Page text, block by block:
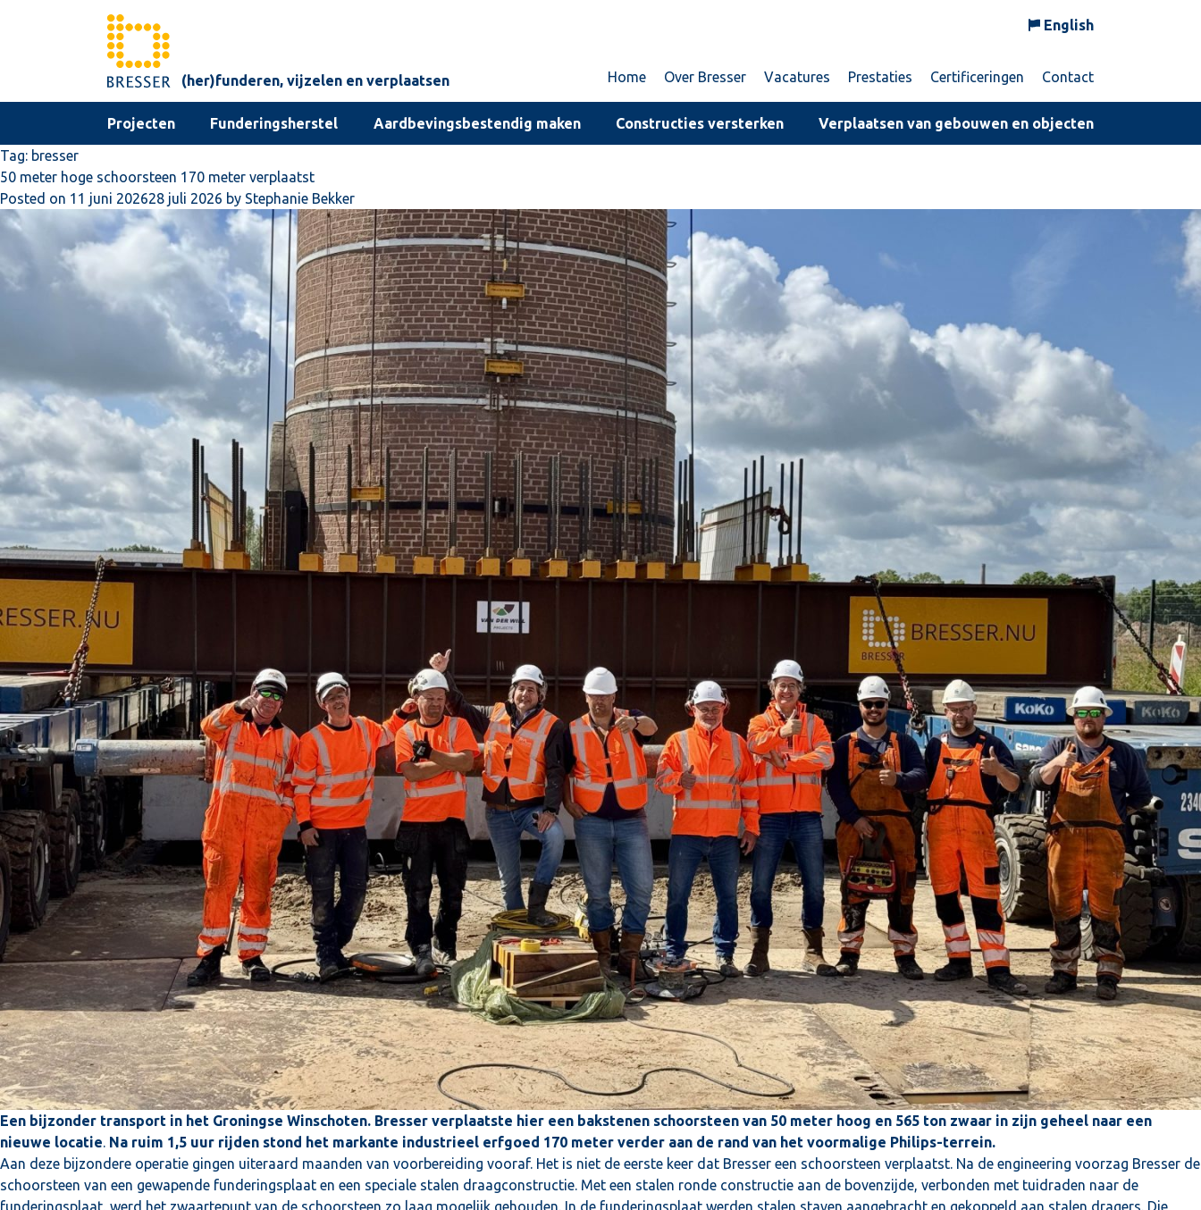
(her)funderen, vijzelen en verplaatsen
English
Home Over Bresser Vacatures Prestaties Certificeringen Contact
Projecten Funderingsherstel Aardbevingsbestendig maken Constructies versterken
Verplaatsen van gebouwen en objecten
Tag: bresser
50 meter hoge schoorsteen 170 meter verplaatst
Posted on 11 juni 202628 juli 2026 by Stephanie Bekker
Een bijzonder transport in het Groningse Winschoten. Bresser verplaatste hier een bakstenen schoorsteen van 50 meter hoog en 565 ton zwaar in zijn geheel naar een
nieuwe locatie. Na ruim 1,5 uur rijden stond het markante industrieel erfgoed 170 meter verder aan de rand van het voormalige Philips-terrein.
Aan deze bijzondere operatie gingen uiteraard maanden van voorbereiding vooraf. Het is niet de eerste keer dat Bresser een schoorsteen verplaatst. Na de engineering voorzag Bresser de
schoorsteen van een gewapende funderingsplaat en een speciale stalen draagconstructie. Met een stalen ronde constructie aan de bovenzijde, verbonden met tuidraden naar de
funderingsplaat, werd het zwaartepunt van de schoorsteen zo laag mogelijk gehouden. In de funderingsplaat werden stalen staven aangebracht en gekoppeld aan stalen dragers. Die